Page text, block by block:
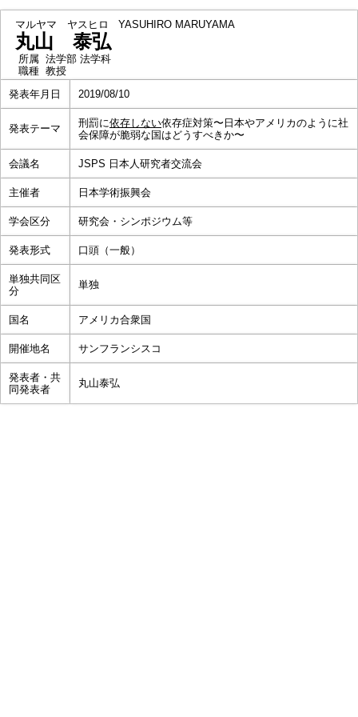
マルヤマ ヤスヒロ YASUHIRO MARUYAMA
丸山 泰弘
所属 法学部 法学科
職種 教授
発表年月日
2019/08/10
発表テーマ 刑罰に依存しない依存症対策〜日本やアメリカのように社
会保障が脆弱な国はどうすべきか〜
会議名 JSPS 日本人研究者交流会
主催者 日本学術振興会
学会区分 研究会・シンポジウム等
発表形式 口頭（一般）
単独共同区
分
単独
国名 アメリカ合衆国
開催地名 サンフランシスコ
発表者・共
同発表者
丸山泰弘